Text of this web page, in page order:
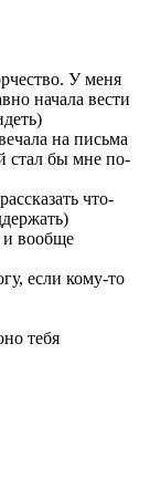
У меня
начала вести
на письма
стал бы мне по-
что-
вообще
если кому-то
тебя